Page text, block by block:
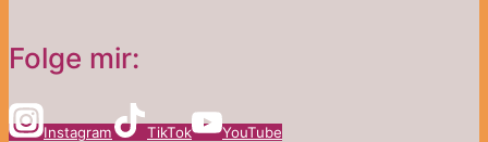
Folge mir:
Instagram TikTok YouTube